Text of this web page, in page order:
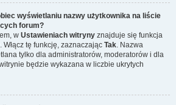
wyświetlaniu nazwy użytkownika na liście
forum?
w Ustawieniach witryny znajduje się funkcja
. Włącz tę funkcję, zaznaczając Tak. Nazwa
tylko dla administratorów, moderatorów i dla
będzie wykazana w liczbie ukrytych